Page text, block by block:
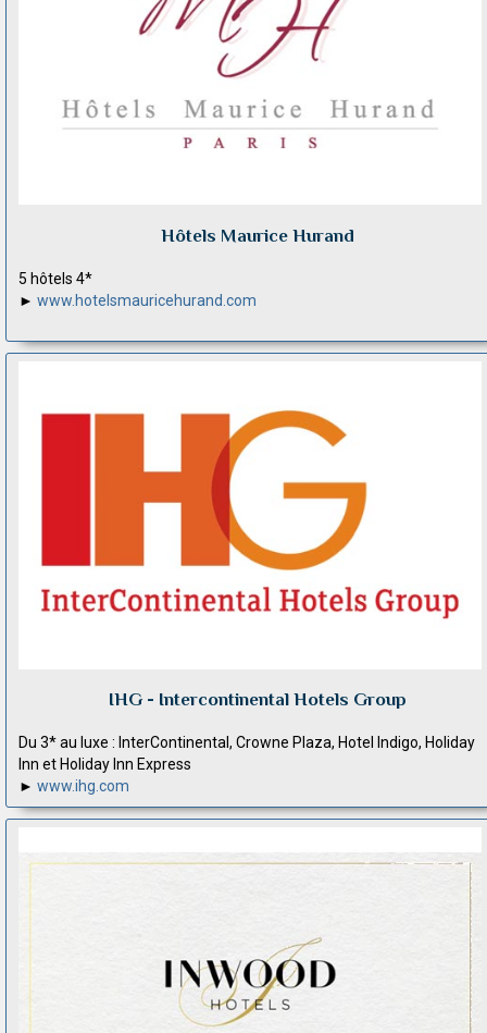
Hôtels Maurice Hurand
5 hôtels 4*
► www.hotelsmauricehurand.com
IHG - Intercontinental Hotels Group
Du 3* au luxe : InterContinental, Crowne Plaza, Hotel Indigo, Holiday
Inn et Holiday Inn Express
► www.ihg.com